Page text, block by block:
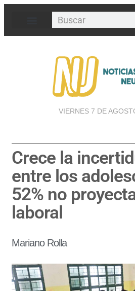
VIERNES 7 DE
Crece la
entre los
52% no
laboral
Mariano Rolla